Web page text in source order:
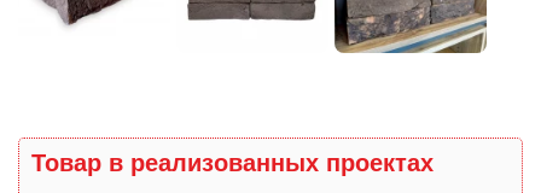
Товар в реализованных проектах